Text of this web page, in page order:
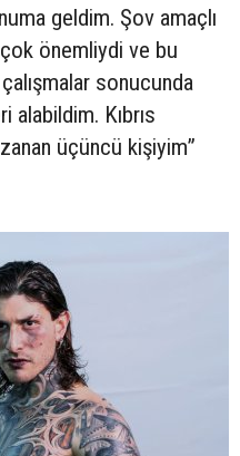
geldim. Şov amaçlı
önemliydi ve bu
sonucunda
alabildim. Kıbrıs
üçüncü kişiyim”